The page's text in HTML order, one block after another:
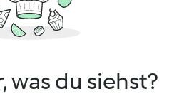
was du siehst?